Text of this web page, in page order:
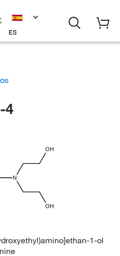
ES
4
N
OH
OH
1-ol